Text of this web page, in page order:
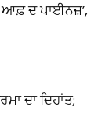
ਆਫ਼ ਦ ਪਾਈਨਜ਼’,
ਦਾ ਦਿਹਾਂਤ;